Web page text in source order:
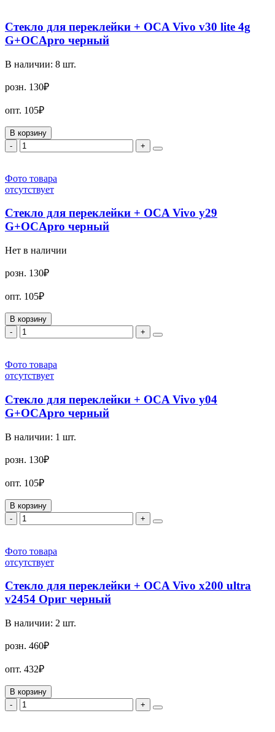
Стекло для переклейки + OCA Vivo v30 lite 4g
G+OCApro черный
В наличии: 8 шт.
розн. 130₽
опт. 105₽
В корзину
-
+
Фото товара
отсутствует
Стекло для переклейки + OCA Vivo y29
G+OCApro черный
Нет в наличии
розн. 130₽
опт. 105₽
В корзину
-
+
Фото товара
отсутствует
Стекло для переклейки + OCA Vivo y04
G+OCApro черный
В наличии: 1 шт.
розн. 130₽
опт. 105₽
В корзину
-
+
Фото товара
отсутствует
Стекло для переклейки + OCA Vivo x200 ultra
v2454 Ориг черный
В наличии: 2 шт.
розн. 460₽
опт. 432₽
В корзину
-
+